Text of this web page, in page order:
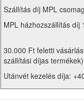
Szállítás díj MPL
MPL házhozszállítás díj
30.000 Ft feletti
szállítási díjas termékek)
Utánvét kezelés díja: